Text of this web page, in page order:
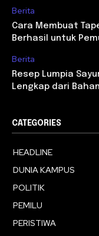
Berita
Cara Membuat
Berhasil untuk
Berita
Resep Lumpia
Lengkap dari
CATEGORIES
HEADLINE
DUNIA KAMPUS
POLITIK
PEMILU
PERISTIWA